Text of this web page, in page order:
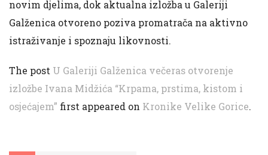
novim djelima, dok aktualna izložba u Galeriji
Galženica otvoreno poziva promatrača na aktivno
istraživanje i spoznaju likovnosti.
The post U Galeriji Galženica večeras otvorenje
izložbe Ivana Midžića “Krpama, prstima, kistom i
osjećajem” first appeared on Kronike Velike Gorice.